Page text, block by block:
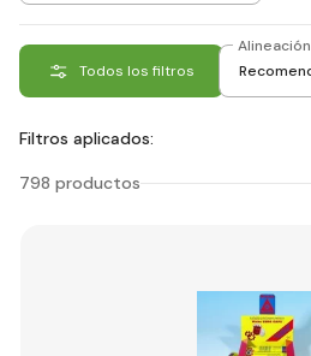
Todos los filtros
Alineación
Filtros aplicados:
798 productos